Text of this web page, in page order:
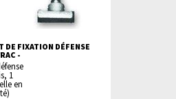
DE FIXATION DÉFENSE
-
1
en